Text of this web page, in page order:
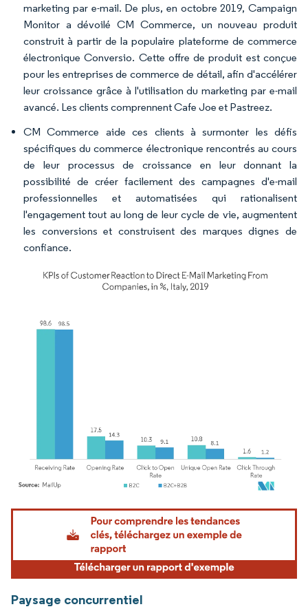
marketing par e-mail. De plus, en octobre 2019, Campaign
Monitor a dévoilé CM Commerce, un nouveau produit
construit à partir de la populaire plateforme de commerce
électronique Conversio. Cette offre de produit est conçue
pour les entreprises de commerce de détail, afin d'accélérer
leur croissance grâce à l'utilisation du marketing par e-mail
avancé. Les clients comprennent Cafe Joe et Pastreez.
CM Commerce aide ces clients à surmonter les défis
spécifiques du commerce électronique rencontrés au cours
de leur processus de croissance en leur donnant la
possibilité de créer facilement des campagnes d'e-mail
professionnelles et automatisées qui rationalisent
l'engagement tout au long de leur cycle de vie, augmentent
les conversions et construisent des marques dignes de
confiance.
Image © Mordor Intelligence. La réutilisation nécessite une attribution sous CC BY
Paysage concurrentiel